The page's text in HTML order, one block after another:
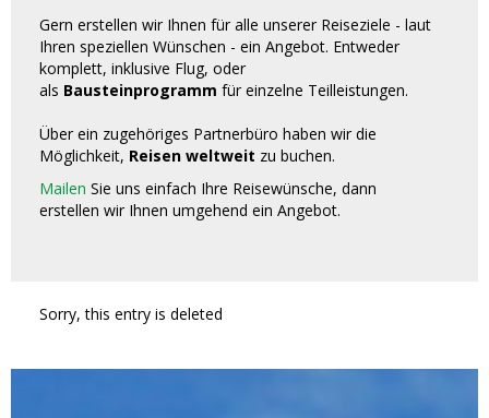
Gern erstellen wir Ihnen für alle unserer Reiseziele - laut
Ihren speziellen Wünschen - ein Angebot. Entweder
komplett, inklusive Flug, oder
als Bausteinprogramm für einzelne Teilleistungen.
Über ein zugehöriges Partnerbüro haben wir die
Möglichkeit, Reisen weltweit zu buchen.
Mailen Sie uns einfach Ihre Reisewünsche, dann
erstellen wir Ihnen umgehend ein Angebot.
Sorry, this entry is deleted